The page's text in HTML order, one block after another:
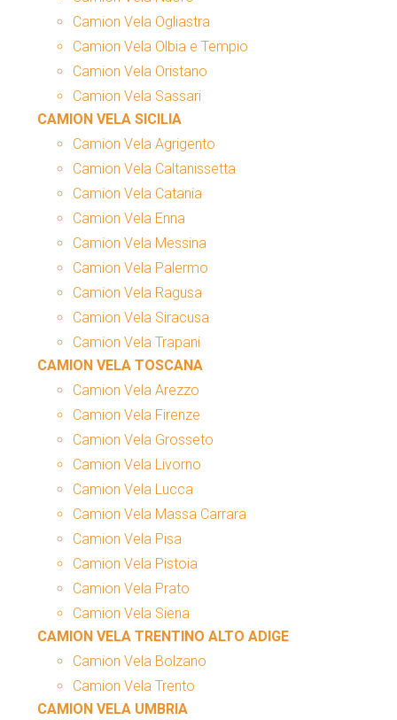
Camion Vela Ogliastra
Camion Vela Olbia e Tempio
Camion Vela Oristano
Camion Vela Sassari
CAMION VELA SICILIA
Camion Vela Agrigento
Camion Vela Caltanissetta
Camion Vela Catania
Camion Vela Enna
Camion Vela Messina
Camion Vela Palermo
Camion Vela Ragusa
Camion Vela Siracusa
Camion Vela Trapani
CAMION VELA TOSCANA
Camion Vela Arezzo
Camion Vela Firenze
Camion Vela Grosseto
Camion Vela Livorno
Camion Vela Lucca
Camion Vela Massa Carrara
Camion Vela Pisa
Camion Vela Pistoia
Camion Vela Prato
Camion Vela Siena
CAMION VELA TRENTINO ALTO ADIGE
Camion Vela Bolzano
Camion Vela Trento
CAMION VELA UMBRIA